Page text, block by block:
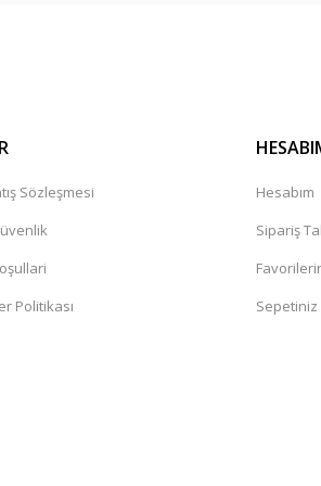
güvenilir bir mağaza
Yorumlara bakildiginda hep bi
şüphelerin artmasına neden
Sözleşmesi
Politikası
Hesabım
Sipariş
Sepetiniz